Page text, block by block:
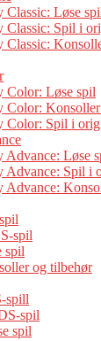
Classic: Løse
Classic: Spil i
Classic:
Color: Løse spil
Color:
Color: Spil i
Advance: Løse
Advance: Spil i
Advance:
spil
spil
og tilbehør
spill
spil
spil